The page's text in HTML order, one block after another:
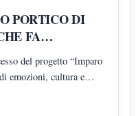
PORTICO DI
FA
del progetto “Imparo
emozioni, cultura e